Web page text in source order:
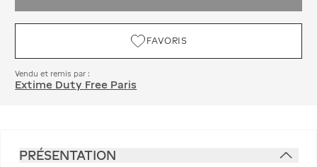
FAVORIS
Vendu et remis par :
Extime Duty Free Paris
PRÉSENTATION